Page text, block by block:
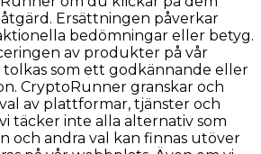
Ersättningen påverkar
bedömningar eller betyg.
av produkter på vår
som ett godkännande eller
CryptoRunner granskar och
av plattformar, tjänster och
täcker inte alla alternativ som
och andra val kan finnas utöver